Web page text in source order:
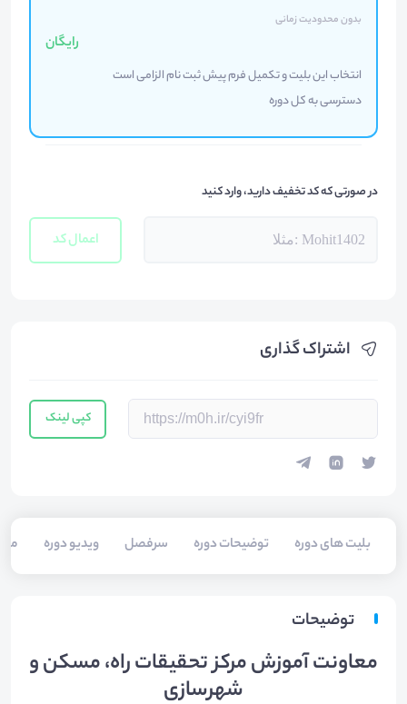
اشتراک گذاری
کپی لینک
بلیت های دوره توضیحات دوره سرفصل ویدیو دوره
بدون محدودیت زمانی
رایگان
انتخاب این بلیت و تکمیل فرم پیش ثبت نام الزامی است
دسترسی به کل دوره
در صورتی که کد تخفیف دارید، وارد کنید
اعمال کد
توضیحات
معاونت آموزش مرکز تحقیقات راه، مسکن و
شهرسازی